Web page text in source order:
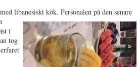
libanesiskt kök. Personalen på den senare
i
tog